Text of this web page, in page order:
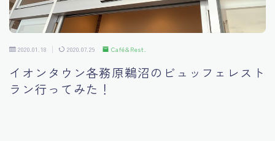
Others
Tourism
2020.01.18 2020.07.29 Café&Rest.
イオンタウン各務原鵜沼のビュッフェレスト
ラン行ってみた！